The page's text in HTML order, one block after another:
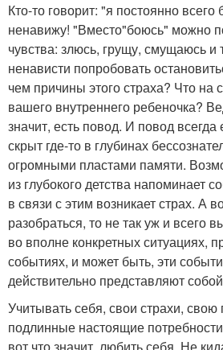
Кто-то говорит: "я постоянно всего
ненавижу! "Вместо"боюсь" можно
чувства: злюсь, грущу, смущаюсь и
ненависти попробовать
чем причины этого страха? Что на
вашего внутреннего ребеночка?
значит, есть повод. И повод
скрыт где-то в глубинах
огромными пластами памяти.
из глубокого детства напоминает
в связи с этим возникает страх. А
разобраться, то не так уж и всего
во вполне конкретных ситуациях,
событиях, и может быть, эти
действительно представляют
Учитывать себя, свои страхи, свою
подлинные настоящие